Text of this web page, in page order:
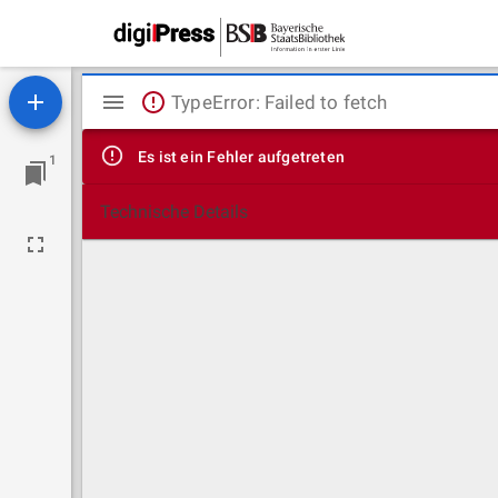
1
Mirador
Viewer
TypeError: Failed to fetch
Es ist ein Fehler aufgetreten
Technische Details